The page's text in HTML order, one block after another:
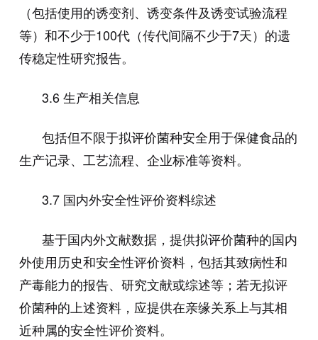
（包括使用的诱变剂、诱变条件及诱变试验流程
等）和不少于100代（传代间隔不少于7天）的遗
传稳定性研究报告。
3.6生产相关信息
包括但不限于拟评价菌种安全用于保健食品的
生产记录、工艺流程、企业标准等资料。
3.7 国内外安全性评价资料综述
基于国内外文献数据，提供拟评价菌种的国内
外使用历史和安全性评价资料，包括其致病性和
产毒能力的报告、研究文献或综述等；若无拟评
价菌种的上述资料，应提供在亲缘关系上与其相
近种属的安全性评价资料。